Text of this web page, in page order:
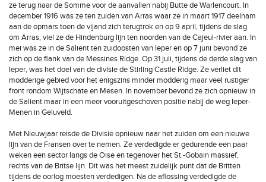
ze terug naar de Somme voor de aanvallen nabij Butte de Warlencourt. In
december 1916 was ze ten zuiden van Arras waar ze in maart 1917 deelnam
aan de opmars toen de vijand zich terugtrok en op 9 april, tijdens de slag
om Arras, viel ze de Hindenburg lijn ten noorden van de Cajeul-rivier aan. In
mei was ze in de Salient ten zuidoosten van Ieper en op 7 juni bevond ze
zich op de flank van de Messines Ridge. Op 31 juli, tijdens de derde slag van
Ieper, was het doel van de divisie de Stirling Castle Ridge. Ze verliet dit
modderige gebied voor het enigszins minder modderig maar veel rustiger
front rondom Wijtschate en Mesen. In november bevond ze zich opnieuw in
de Salient maar in een meer vooruitgeschoven positie nabij de weg Ieper-
Menen in Geluveld.
Met Nieuwjaar reisde de Divisie opnieuw naar het zuiden om een nieuwe
lijn van de Fransen over te nemen. Ze verdedigde er gedurende een paar
weken een sector langs de Oise en tegenover het St.-Gobain massief,
rechts van de Britse lijn. Dit was het meest zuidelijk punt dat de Britten
tijdens de oorlog moesten verdedigen. Na de aflossing verdedigde de